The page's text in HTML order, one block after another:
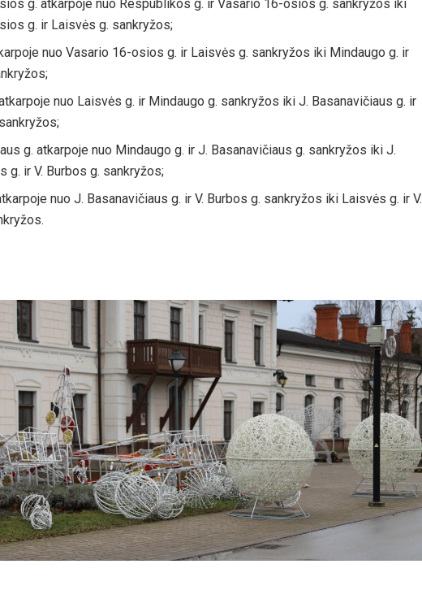
g. atkarpoje nuo Respublikos g. ir Vasario 16-osios g. sankryžos iki
g. ir Laisvės g. sankryžos;
nuo Vasario 16-osios g. ir Laisvės g. sankryžos iki Mindaugo g. ir
nuo Laisvės g. ir Mindaugo g. sankryžos iki J. Basanavičiaus g. ir
g. atkarpoje nuo Mindaugo g. ir J. Basanavičiaus g. sankryžos iki J.
g. ir V. Burbos g. sankryžos;
nuo J. Basanavičiaus g. ir V. Burbos g. sankryžos iki Laisvės g. ir V.